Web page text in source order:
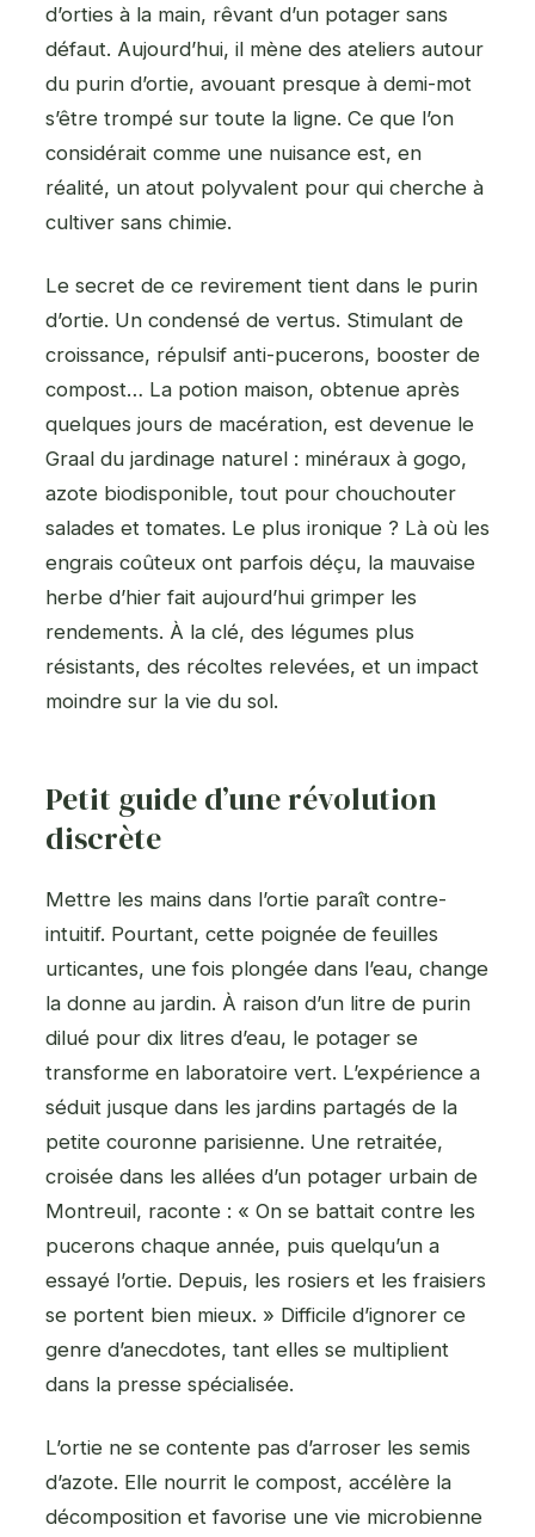
d’orties à la main, rêvant d’un potager sans
défaut. Aujourd’hui, il mène des ateliers autour
du purin d’ortie, avouant presque à demi-mot
s’être trompé sur toute la ligne. Ce que l’on
considérait comme une nuisance est, en
réalité, un atout polyvalent pour qui cherche à
cultiver sans chimie.
Le secret de ce revirement tient dans le purin
d’ortie. Un condensé de vertus. Stimulant de
croissance, répulsif anti-pucerons, booster de
compost… La potion maison, obtenue après
quelques jours de macération, est devenue le
Graal du jardinage naturel : minéraux à gogo,
azote biodisponible, tout pour chouchouter
salades et tomates. Le plus ironique ? Là où les
engrais coûteux ont parfois déçu, la mauvaise
herbe d’hier fait aujourd’hui grimper les
rendements. À la clé, des légumes plus
résistants, des récoltes relevées, et un impact
moindre sur la vie du sol.
Petit guide d’une révolution
discrète
Mettre les mains dans l’ortie paraît contre-
intuitif. Pourtant, cette poignée de feuilles
urticantes, une fois plongée dans l’eau, change
la donne au jardin. À raison d’un litre de purin
dilué pour dix litres d’eau, le potager se
transforme en laboratoire vert. L’expérience a
séduit jusque dans les jardins partagés de la
petite couronne parisienne. Une retraitée,
croisée dans les allées d’un potager urbain de
Montreuil, raconte : « On se battait contre les
pucerons chaque année, puis quelqu’un a
essayé l’ortie. Depuis, les rosiers et les fraisiers
se portent bien mieux. » Difficile d’ignorer ce
genre d’anecdotes, tant elles se multiplient
dans la presse spécialisée.
L’ortie ne se contente pas d’arroser les semis
d’azote. Elle nourrit le compost, accélère la
décomposition et favorise une vie microbienne